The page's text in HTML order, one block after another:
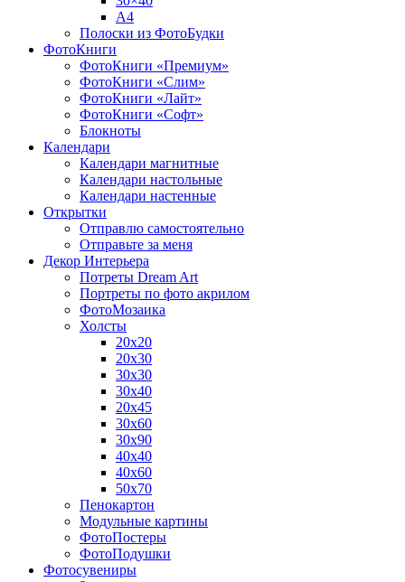
A4
Полоски из ФотоБудки
ФотоКниги
ФотоКниги «Премиум»
ФотоКниги «Слим»
ФотоКниги «Лайт»
ФотоКниги «Софт»
Блокноты
Календари
Календари магнитные
Календари настольные
Календари настенные
Открытки
Отправлю самостоятельно
Отправьте за меня
Декор Интерьера
Потреты Dream Art
Портреты по фото акрилом
ФотоМозаика
Холсты
20х20
20х30
30х30
30х40
20х45
30х60
30х90
40х40
40х60
50х70
Пенокартон
Модульные картины
ФотоПостеры
ФотоПодушки
Фотоcувениры